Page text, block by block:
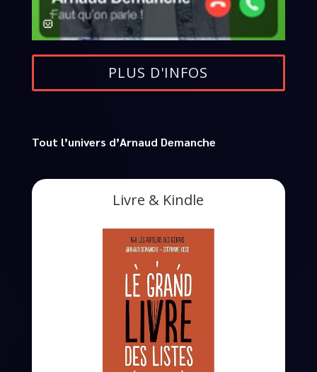
PLUS D'INFOS
Tout l’univers d’Arnaud Demanche
Livre & Kindle